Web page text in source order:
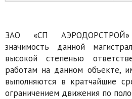
ЗАО «СП
значимость данной
высокой степенью
работам на данном объекте,
выполняются в кратчайшие
ограничением движения по